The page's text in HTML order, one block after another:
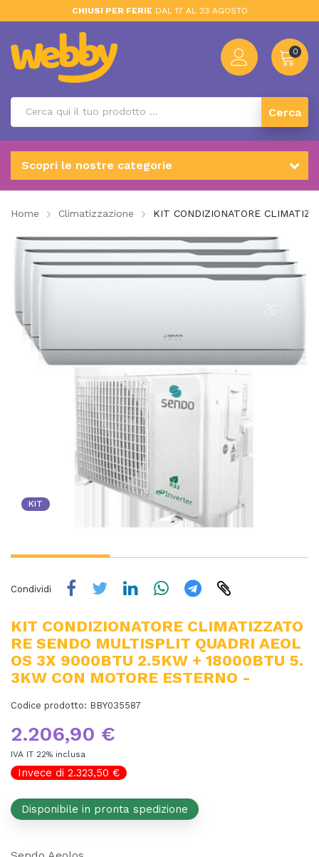
CHIUSI PER FERIE DAL 17 AL 23 AGOSTO
0
Cerca
Scopri le nostre categorie
Home Climatizzazione KIT CONDIZIONATORE
KIT
Condividi
KIT CONDIZIONATORE CLIMATIZZATO
RE SENDO MULTISPLIT QUADRI AEOL
OS 3X 9000BTU 2.5KW + 18000BTU 5.
3KW CON MOTORE ESTERNO -
Codice prodotto: BBY035587
2.206,90 €
IVA IT 22% inclusa
Invece di 2.323,50 €
Disponibile in pronta spedizione